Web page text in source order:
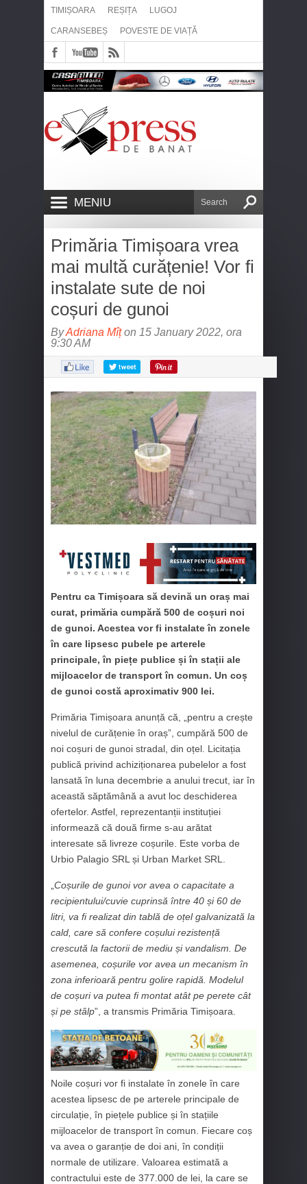
TIMIȘOARA REȘIȚA LUGOJ
CARANSEBEȘ POVESTE DE VIAȚĂ
MENIU
Primăria Timișoara vrea
mai multă curățenie! Vor fi
instalate sute de noi
coșuri de gunoi
ByAdriana Mîțon 15 January 2022, ora
9:30 AM
Pentru ca Timișoara să devină un oraș mai
curat, primăria cumpără 500 de coșuri noi
de gunoi. Acestea vor fi instalate în zonele
în care lipsesc pubele pe arterele
principale, în piețe publice și în stații ale
mijloacelor de transport în comun. Un coș
de gunoi costă aproximativ 900 lei.
Primăria Timișoara anunță că, „pentru a crește
nivelul de curățenie în oraș”, cumpără 500 de
noi coșuri de gunoi stradal, din oțel. Licitația
publică privind achiziționarea pubelelor a fost
lansată în luna decembrie a anului trecut, iar în
această săptămână a avut loc deschiderea
ofertelor. Astfel, reprezentanții instituției
informează că două firme s-au arătat
interesate să livreze coșurile. Este vorba de
Urbio Palagio SRL și Urban Market SRL.
Coșurile de gunoi vor avea o capacitate a
recipientului/cuvie cuprinsă între 40 și 60 de
litri, va fi realizat din tablă de oțel galvanizată la
cald, care să confere coșului rezistență
crescută la factorii de mediu și vandalism. De
asemenea, coșurile vor avea un mecanism în
zona inferioară pentru golire rapidă. Modelul
de coșuri va putea fi montat atât pe perete cât
și pe stâlp”, a transmis Primăria Timișoara.
Noile coșuri vor fi instalate în zonele în care
acestea lipsesc de pe arterele principale de
circulație, în piețele publice și în stațiile
mijloacelor de transport în comun. Fiecare coș
va avea o garanție de doi ani, în condiții
normale de utilizare. Valoarea estimată a
contractului este de 377.000 de lei, la care se